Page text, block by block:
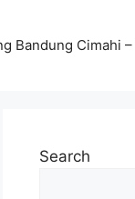
Bandung Cimahi
Search